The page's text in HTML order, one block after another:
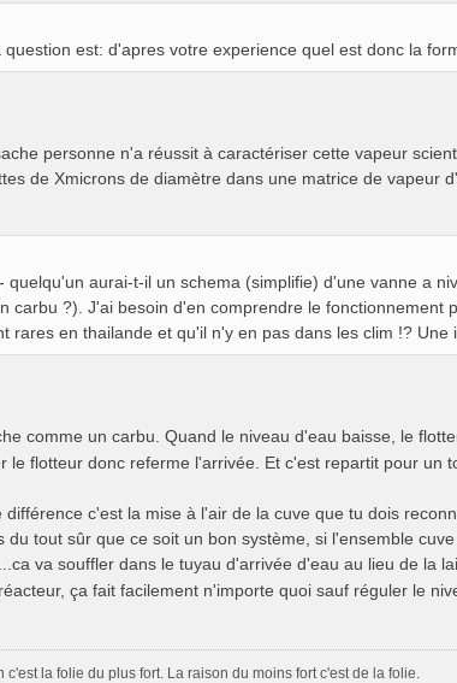
question est: d'apres votre experience quel est donc la
personne n'a réussit à caractériser cette vapeur
de Xmicrons de diamètre dans une matrice de vapeur
quelqu'un aurai-t-il un schema (simplifie) d'une vanne a
carbu ?). J'ai besoin d'en comprendre le fonctionnement
rares en thailande et qu'il n'y en pas dans les clim !?
comme un carbu. Quand le niveau d'eau baisse, le
le flotteur donc referme l'arrivée. Et c'est repartit pour un
différence c'est la mise à l'air de la cuve que tu dois
du tout sûr que ce soit un bon système, si l'ensemble
va souffler dans le tuyau d'arrivée d'eau au lieu de la
ça fait facilement n'importe quoi sauf réguler le
c'est la folie du plus fort. La raison du moins fort c'est de la folie.